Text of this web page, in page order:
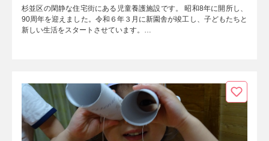
杉並区の閑静な住宅街にある児童養護施設です。 昭和8年に開所し、
90周年を迎えました。令和６年３月に新園舎が竣工し、子どもたちと
新しい生活をスタートさせています。…